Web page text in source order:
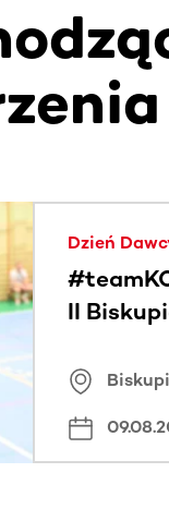
przewijane w
Dzień
II